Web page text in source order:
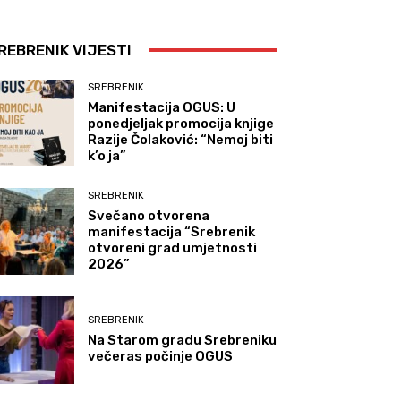
VIJESTI
SREBRENIK
Manifestacija OGUS: U
ponedjeljak promocija knjige
Razije Čolaković: “Nemoj biti
k’o ja”
SREBRENIK
Svečano otvorena
manifestacija “Srebrenik
otvoreni grad umjetnosti
2026”
SREBRENIK
Na Starom gradu Srebreniku
večeras počinje OGUS